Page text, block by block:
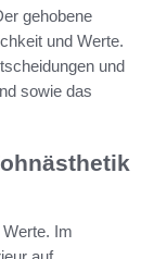
gehobene
und Werte.
und
sowie das
Im